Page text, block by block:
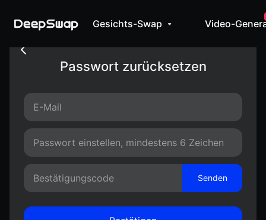
Gesichts-Swap Video-
Passwort zurücksetzen
Senden